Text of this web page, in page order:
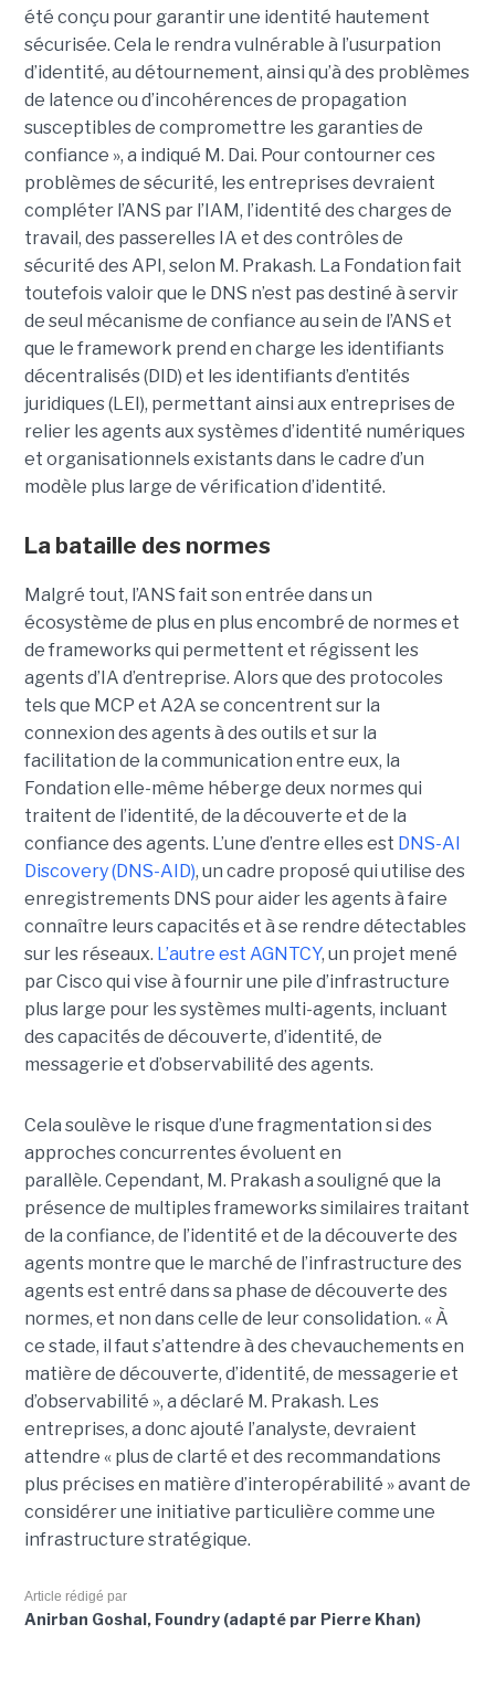
été conçu pour garantir une identité hautement
sécurisée. Cela le rendra vulnérable à l’usurpation
d’identité, au détournement, ainsi qu’à des problèmes
de latence ou d’incohérences de propagation
susceptibles de compromettre les garanties de
confiance », a indiqué M. Dai. Pour contourner ces
problèmes de sécurité, les entreprises devraient
compléter l’ANS par l’ IAM, l’identité des charges de
travail, des passerelles IA et des contrôles de
sécurité des API, selon M. Prakash. La Fondation fait
toutefois valoir que le DNS n’est pas destiné à servir
de seul mécanisme de confiance au sein de l’ANS et
que le framework prend en charge les identifiants
décentralisés (DID) et les identifiants d’entités
juridiques (LEI), permettant ainsi aux entreprises de
relier les agents aux systèmes d’identité numériques
et organisationnels existants dans le cadre d’un
modèle plus large de vérification d’identité.
La bataille des normes
Malgré tout, l’ANS fait son entrée dans un
écosystème de plus en plus encombré de normes et
de frameworks qui permettent et régissent les
agents d’IA d’entreprise. Alors que des protocoles
tels que MCP et A2A se concentrent sur la
connexion des agents à des outils et sur la
facilitation de la communication entre eux, la
Fondation elle-même héberge deux normes qui
traitent de l’identité, de la découverte et de la
confiance des agents. L’une d’entre elles est DNS-AI
Discovery (DNS-AID), un cadre proposé qui utilise des
enregistrements DNS pour aider les agents à faire
connaître leurs capacités et à se rendre détectables
sur les réseaux. L’autre est AGNTCY, un projet mené
par Cisco qui vise à fournir une pile d’infrastructure
plus large pour les systèmes multi-agents, incluant
des capacités de découverte, d’identité, de
messagerie et d’observabilité des agents.
Cela soulève le risque d’une fragmentation si des
approches concurrentes évoluent en
parallèle. Cependant, M. Prakash a souligné que la
présence de multiples frameworks similaires traitant
de la confiance, de l’identité et de la découverte des
agents montre que le marché de l’infrastructure des
agents est entré dans sa phase de découverte des
normes, et non dans celle de leur consolidation. « À
ce stade, il faut s’attendre à des chevauchements en
matière de découverte, d’identité, de messagerie et
d’observabilité », a déclaré M. Prakash. Les
entreprises, a donc ajouté l’analyste, devraient
attendre « plus de clarté et des recommandations
plus précises en matière d’interopérabilité » avant de
considérer une initiative particulière comme une
infrastructure stratégique.
Article rédigé par
Anirban Goshal, Foundry (adapté par Pierre Khan)